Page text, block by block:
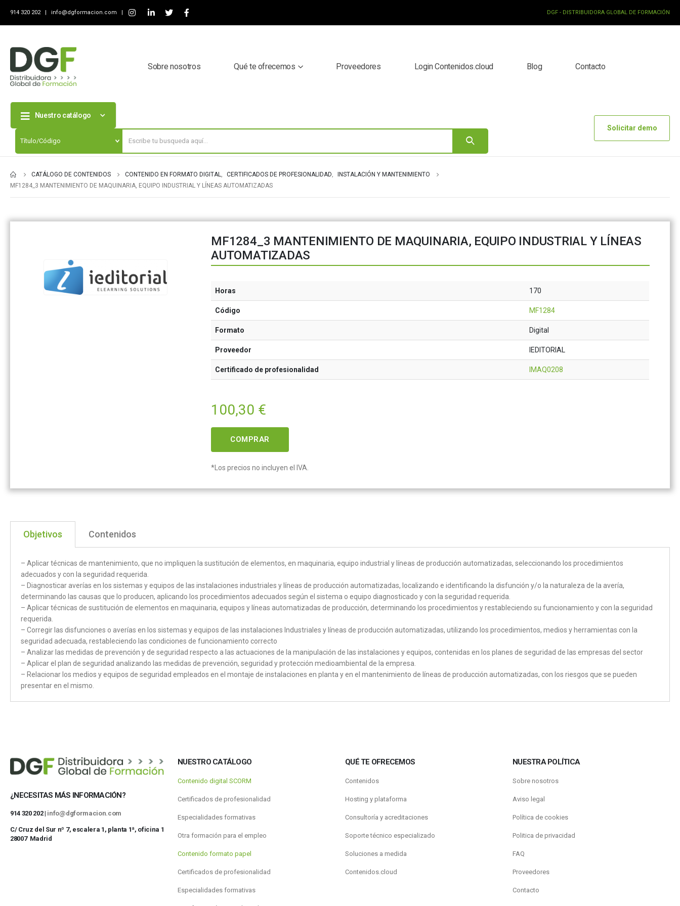
914 320 202 | info@dgformacion.com | DGF - DISTRIBUIDORA GLOBAL DE FORMACIÓN
Sobre nosotros Qué te ofrecemos Proveedores Login Contenidos.cloud Blog Contacto
Nuestro catálogo
Solicitar demo
CATÁLOGO DE CONTENIDOS CONTENIDO EN FORMATO DIGITAL, CERTIFICADOS DE PROFESIONALIDAD,
INSTALACIÓN Y MANTENIMIENTO
MF1284_3 MANTENIMIENTO DE MAQUINARIA, EQUIPO INDUSTRIAL Y LÍNEAS AUTOMATIZADAS
MF1284_3 MANTENIMIENTO DE MAQUINARIA, EQUIPO INDUSTRIAL Y LÍNEAS
AUTOMATIZADAS
Horas 170
Código MF1284
Formato Digital
Proveedor IEDITORIAL
Certificado de profesionalidad IMAQ0208
100,30 €
COMPRAR
*Los precios no incluyen el IVA.
Objetivos Contenidos
– Aplicar técnicas de mantenimiento, que no impliquen la sustitución de elementos, en maquinaria, equipo industrial y líneas de producción automatizadas, seleccionando los procedimientos
adecuados y con la seguridad requerida.
– Diagnosticar averías en los sistemas y equipos de las instalaciones industriales y líneas de producción automatizadas, localizando e identificando la disfunción y/o la naturaleza de la avería,
determinando las causas que lo producen, aplicando los procedimientos adecuados según el sistema o equipo diagnosticado y con la seguridad requerida.
– Aplicar técnicas de sustitución de elementos en maquinaria, equipos y líneas automatizadas de producción, determinando los procedimientos y restableciendo su funcionamiento y con la seguridad
requerida.
– Corregir las disfunciones o averías en los sistemas y equipos de las instalaciones Industriales y líneas de producción automatizadas, utilizando los procedimientos, medios y herramientas con la
seguridad adecuada, restableciendo las condiciones de funcionamiento correcto
– Analizar las medidas de prevención y de seguridad respecto a las actuaciones de la manipulación de las instalaciones y equipos, contenidas en los planes de seguridad de las empresas del sector
– Aplicar el plan de seguridad analizando las medidas de prevención, seguridad y protección medioambiental de la empresa.
– Relacionar los medios y equipos de seguridad empleados en el montaje de instalaciones en planta y en el mantenimiento de líneas de producción automatizadas, con los riesgos que se pueden
presentar en el mismo.
¿NECESITAS MÁS INFORMACIÓN?
914 320 202 | info@dgformacion.com
C/ Cruz del Sur nº 7, escalera 1, planta 1ª, oficina 1
28007 Madrid
NUESTRO CATÁLOGO
Contenido digital SCORM
Certificados de profesionalidad
Especialidades formativas
Otra formación para el empleo
Contenido formato papel
Certificados de profesionalidad
Especialidades formativas
QUÉ TE OFRECEMOS
Contenidos
Hosting y plataforma
Consultoría y acreditaciones
Soporte técnico especializado
Soluciones a medida
Contenidos.cloud
NUESTRA POLÍTICA
Sobre nosotros
Aviso legal
Política de cookies
Politica de privacidad
FAQ
Proveedores
Contacto